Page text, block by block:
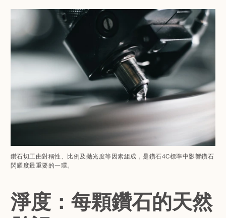
鑽石切工由對稱性、比例及拋光度等因素組成，是鑽石4C標準中影響鑽石
閃耀度最重要的一環。
淨度：每顆鑽石的天然